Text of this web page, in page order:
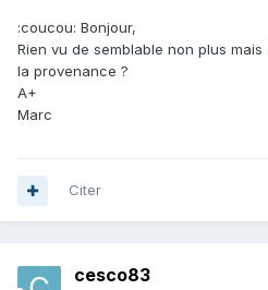
:coucou: Bonjour,
Rien vu de semblable non plus
la provenance ?
A+
Marc
Citer
cesco83